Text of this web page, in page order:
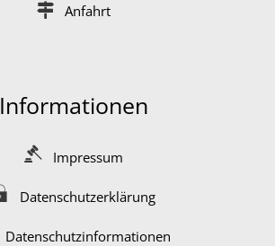
Anfahrt
Informationen
Impressum
Datenschutzerklärung
Datenschutzinformationen